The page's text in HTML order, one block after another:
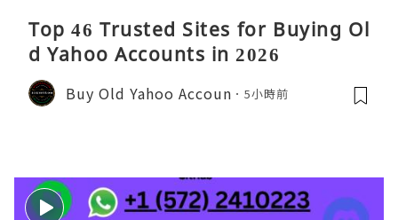
Top 46 Trusted Sites for Buying Ol
d Yahoo Accounts in 2026
Buy Old Yahoo Accoun 5小時前